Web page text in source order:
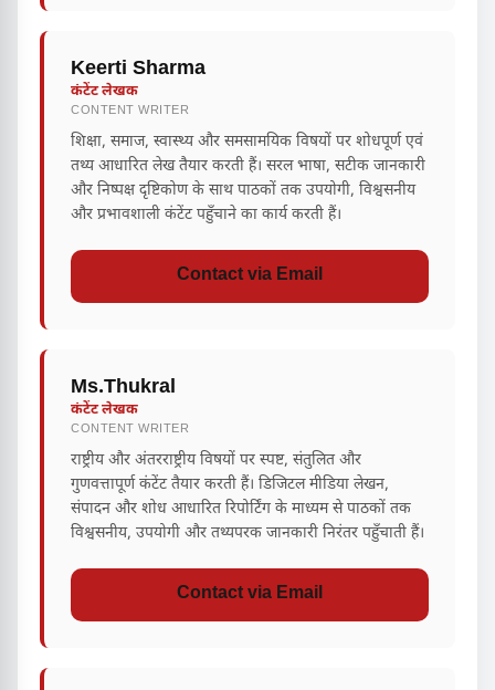
Keerti Sharma
कंटेंट लेखक
CONTENT WRITER
शिक्षा, समाज, स्वास्थ्य और समसामयिक विषयों पर शोधपूर्ण एवं
तथ्य आधारित लेख तैयार करती हैं। सरल भाषा, सटीक जानकारी
और निष्पक्ष दृष्टिकोण के साथ पाठकों तक उपयोगी, विश्वसनीय
और प्रभावशाली कंटेंट पहुँचाने का कार्य करती हैं।
Contact via Email
Ms.Thukral
कंटेंट लेखक
CONTENT WRITER
राष्ट्रीय और अंतरराष्ट्रीय विषयों पर स्पष्ट, संतुलित और
गुणवत्तापूर्ण कंटेंट तैयार करती हैं। डिजिटल मीडिया लेखन,
संपादन और शोध आधारित रिपोर्टिंग के माध्यम से पाठकों तक
विश्वसनीय, उपयोगी और तथ्यपरक जानकारी निरंतर पहुँचाती हैं।
Contact via Email